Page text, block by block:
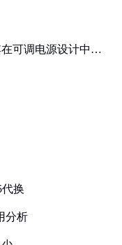
可调电源设计中的
代换
分析